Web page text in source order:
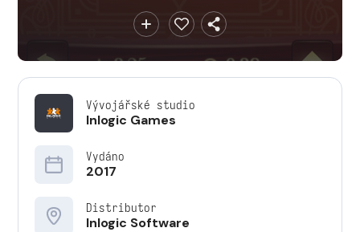
Vývojářské studio
Inlogic Games
Vydáno
2017
Distributor
Inlogic Software